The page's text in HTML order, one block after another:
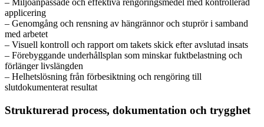
– Miljöanpassade och effektiva rengöringsmedel med kontrollerad
applicering
– Genomgång och rensning av hängrännor och stuprör i samband
med arbetet
– Visuell kontroll och rapport om takets skick efter avslutad insats
– Förebyggande underhållsplan som minskar fuktbelastning och
förlänger livslängden
– Helhetslösning från förbesiktning och rengöring till
slutdokumenterat resultat
Strukturerad process, dokumentation och trygghet